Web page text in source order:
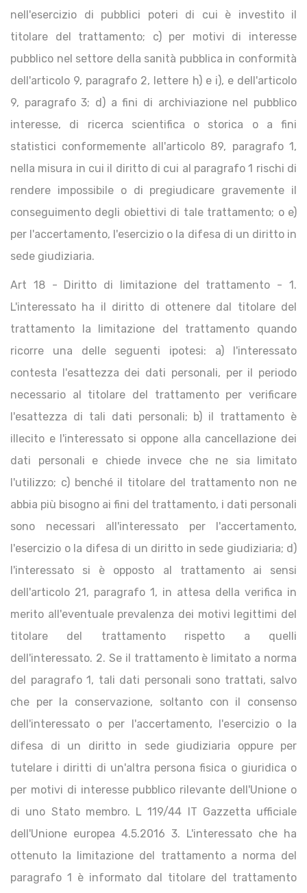
nell'esercizio di pubblici poteri di cui è investito il
titolare del trattamento; c) per motivi di interesse
pubblico nel settore della sanità pubblica in conformità
dell'articolo 9, paragrafo 2, lettere h) e i), e dell'articolo
9, paragrafo 3; d) a fini di archiviazione nel pubblico
interesse, di ricerca scientifica o storica o a fini
statistici conformemente all'articolo 89, paragrafo 1,
nella misura in cui il diritto di cui al paragrafo 1 rischi di
rendere impossibile o di pregiudicare gravemente il
conseguimento degli obiettivi di tale trattamento; o e)
per l'accertamento, l'esercizio o la difesa di un diritto in
sede giudiziaria.
Art 18 - Diritto di limitazione del trattamento - 1.
L'interessato ha il diritto di ottenere dal titolare del
trattamento la limitazione del trattamento quando
ricorre una delle seguenti ipotesi: a) l'interessato
contesta l'esattezza dei dati personali, per il periodo
necessario al titolare del trattamento per verificare
l'esattezza di tali dati personali; b) il trattamento è
illecito e l'interessato si oppone alla cancellazione dei
dati personali e chiede invece che ne sia limitato
l'utilizzo; c) benché il titolare del trattamento non ne
abbia più bisogno ai fini del trattamento, i dati personali
sono necessari all'interessato per l'accertamento,
l'esercizio o la difesa di un diritto in sede giudiziaria; d)
l'interessato si è opposto al trattamento ai sensi
dell'articolo 21, paragrafo 1, in attesa della verifica in
merito all'eventuale prevalenza dei motivi legittimi del
titolare del trattamento rispetto a quelli
dell'interessato. 2. Se il trattamento è limitato a norma
del paragrafo 1, tali dati personali sono trattati, salvo
che per la conservazione, soltanto con il consenso
dell'interessato o per l'accertamento, l'esercizio o la
difesa di un diritto in sede giudiziaria oppure per
tutelare i diritti di un'altra persona fisica o giuridica o
per motivi di interesse pubblico rilevante dell'Unione o
di uno Stato membro. L 119/44 IT Gazzetta ufficiale
dell'Unione europea 4.5.2016 3. L'interessato che ha
ottenuto la limitazione del trattamento a norma del
paragrafo 1 è informato dal titolare del trattamento